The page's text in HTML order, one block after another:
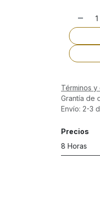
Términos
Grantía de
Envío: 2-3
Precios
8 Horas